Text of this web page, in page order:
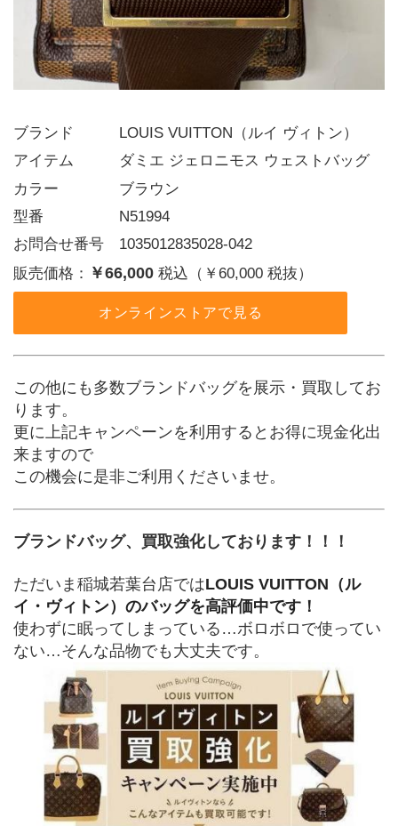
ブランド   LOUIS VUITTON（ルイ ヴィトン）
アイテム   ダミエ ジェロニモス ウェストバッグ
カラー    ブラウン
型番     N51994
お問合せ番号 1035012835028-042
販売価格： ￥66,000 税込（￥60,000 税抜）
オンラインストアで見る
この他にも多数ブランドバッグを展示・買取してお
ります。
更に上記キャンペーンを利用するとお得に現金化出
来ますので
この機会に是非ご利用くださいませ。
ブランドバッグ、買取強化しております！！！
ただいま稲城若葉台店ではLOUIS VUITTON（ル
イ・ヴィトン）のバッグを高評価中です！
使わずに眠ってしまっている…ボロボロで使ってい
ない…そんな品物でも大丈夫です。